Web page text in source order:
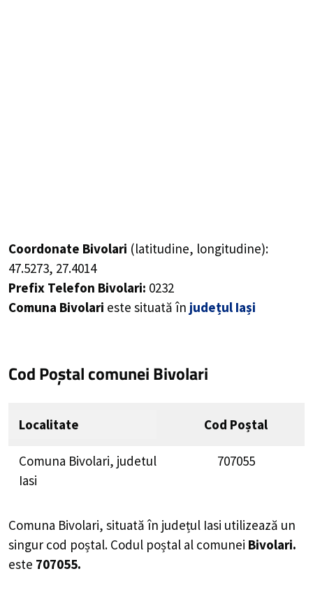
Coordonate Bivolari (latitudine, longitudine):
47.5273, 27.4014
Prefix Telefon Bivolari: 0232
Comuna Bivolari este situată în județul Iași
Cod Poștal comunei Bivolari
Localitate Cod Poștal
Comuna Bivolari, judetul
Iasi
707055
Comuna Bivolari, situată în județul Iasi utilizează un
singur cod poștal. Codul poștal al comunei Bivolari.
este 707055.